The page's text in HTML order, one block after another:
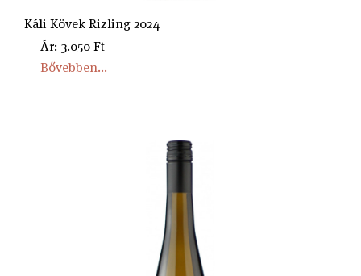
Káli Kövek Rizling 2024
Ár: 3.050 Ft
Bővebben...